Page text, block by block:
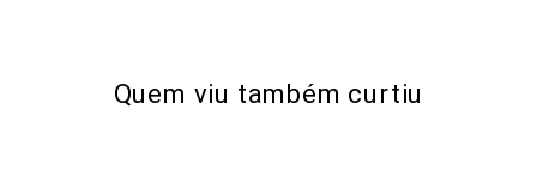
Quem viu também curtiu